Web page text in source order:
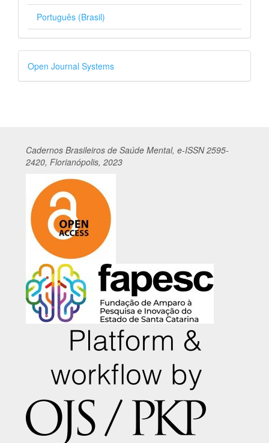
Português (Brasil)
Desenvolvido
por
Open Journal Systems
Cadernos Brasileiros de Saúde Mental, e-ISSN 2595-
2420, Florianópolis, 2023